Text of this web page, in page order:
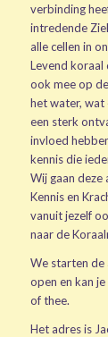
verbinding
intredende
alle cellen in
Levend koraal
ook mee op
het water, wat
een sterk
invloed
kennis die
Wij gaan deze
Kennis en
vanuit jezelf
naar de
We starten de
open en kan
of thee.
Het adres is